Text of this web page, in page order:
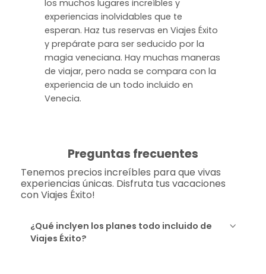
los muchos lugares increíbles y
experiencias inolvidables que te
esperan. Haz tus reservas en Viajes Éxito
y prepárate para ser seducido por la
magia veneciana. Hay muchas maneras
de viajar, pero nada se compara con la
experiencia de un todo incluido en
Venecia.
Preguntas frecuentes
Tenemos precios increíbles para que vivas
experiencias únicas. Disfruta tus vacaciones
con Viajes Éxito!
¿Qué inclyen los planes todo incluido de
Viajes Éxito?